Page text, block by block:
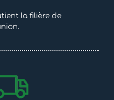
la filière de